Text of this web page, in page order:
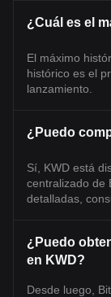
¿Cuál es el
El máximo
histórico es el
lanzamiento.
¿Puedo
Sí, KWD está
centralizado de
detalladas,
¿Puedo
en KWD?
Desde luego,